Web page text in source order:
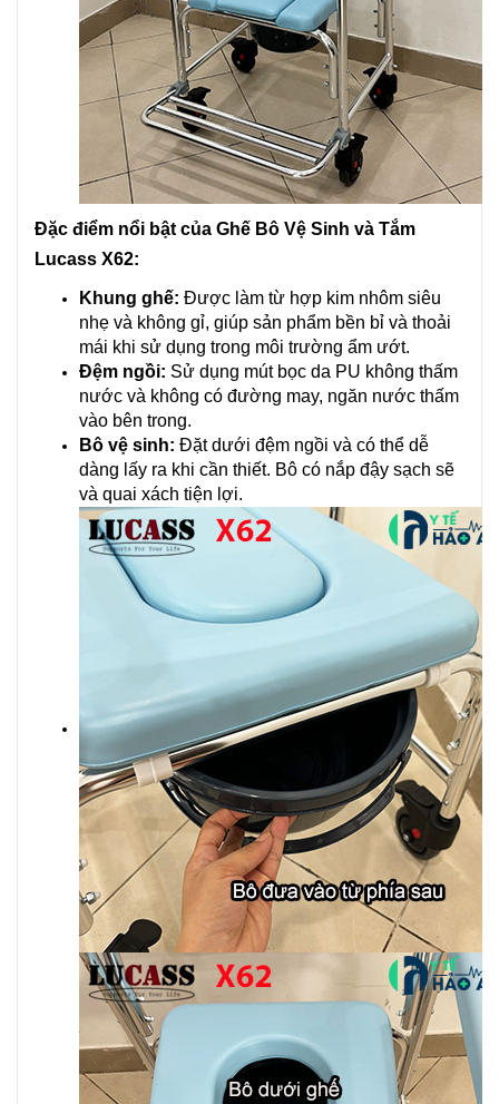
Đặc điểm nổi bật của Ghế Bô Vệ Sinh và Tắm
Lucass X62:
Khung ghế: Được làm từ hợp kim nhôm siêu
nhẹ và không gỉ, giúp sản phẩm bền bỉ và thoải
mái khi sử dụng trong môi trường ẩm ướt.
Đệm ngồi: Sử dụng mút bọc da PU không thấm
nước và không có đường may, ngăn nước thấm
vào bên trong.
Bô vệ sinh: Đặt dưới đệm ngồi và có thể dễ
dàng lấy ra khi cần thiết. Bô có nắp đậy sạch sẽ
và quai xách tiện lợi.